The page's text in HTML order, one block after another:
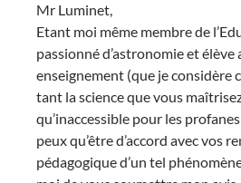
Mr Luminet,
Etant moi même membre de
passionné d’astronomie et élève
enseignement (que je considère
tant la science que vous
qu’inaccessible pour les
peux qu’être d’accord avec vos
pédagogique d’un tel